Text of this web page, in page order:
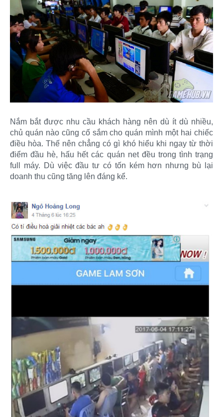
Nắm bắt được nhu cầu khách hàng nên dù ít dù nhiều,
chủ quán nào cũng cố sắm cho quán mình một hai chiếc
điều hòa. Thế nên chẳng có gì khó hiểu khi ngay từ thời
điểm đầu hè, hấu hết các quán net đều trong tình trạng
full máy. Dù việc đầu tư có tốn kém hơn nhưng bù lại
doanh thu cũng tăng lên đáng kể.